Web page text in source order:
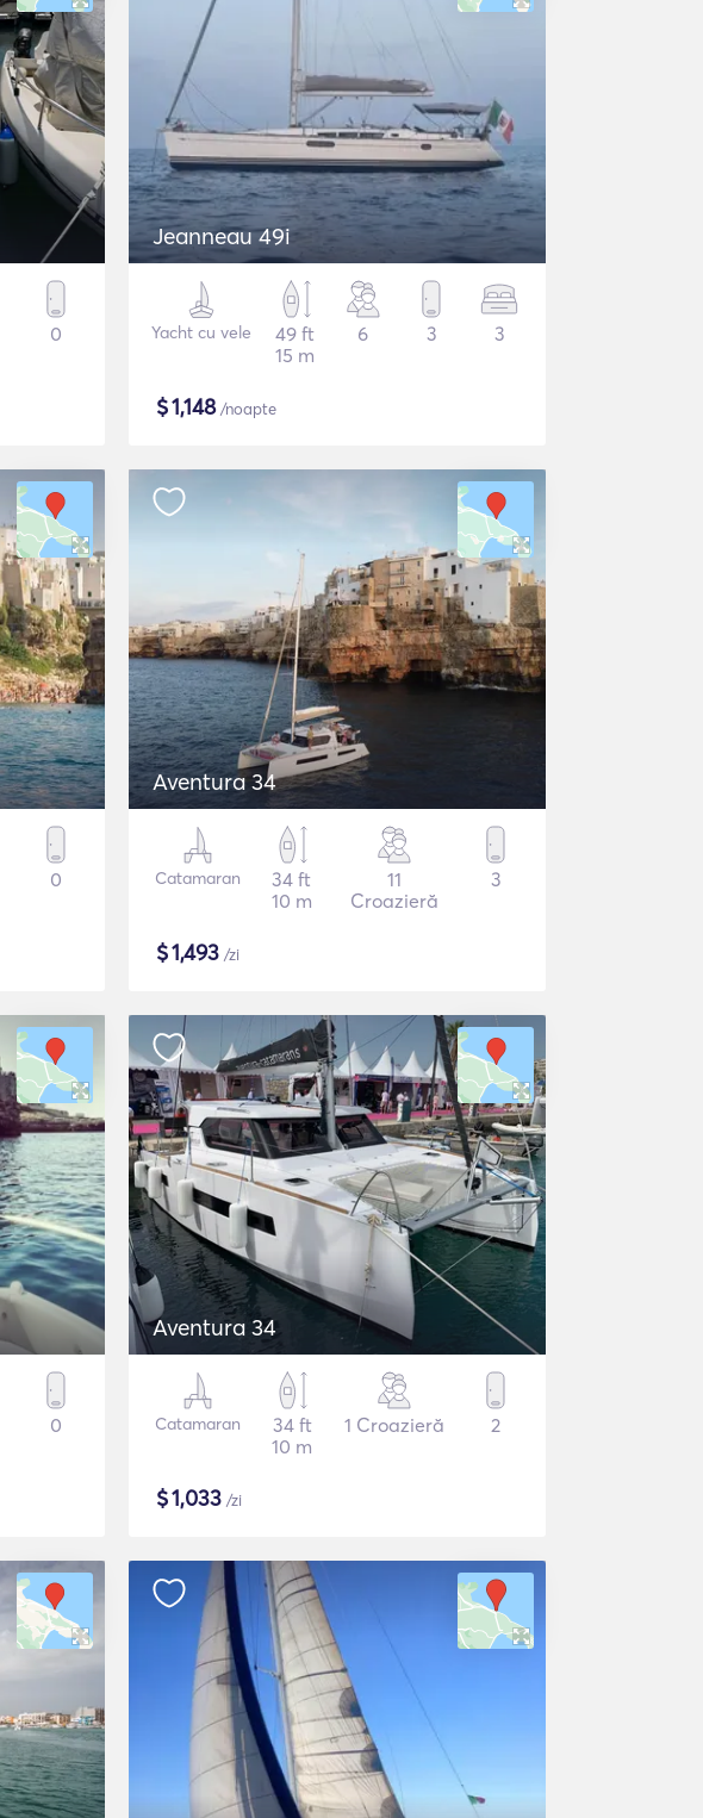
0
Jeanneau 49i
Yacht cu vele
49 ft
15 m
6 3 3
$1,148/noapte
0
Aventura 34
Catamaran
34 ft
10 m
11
Croazieră
3
$1,493 /zi
0
Aventura 34
Catamaran
34 ft
10 m
1 Croazieră 2
$1,033 /zi